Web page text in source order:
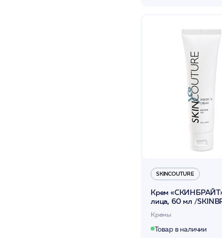
SKINCOUTURE
Крем
лица, 60 мл /
Кремы
Товар в наличии